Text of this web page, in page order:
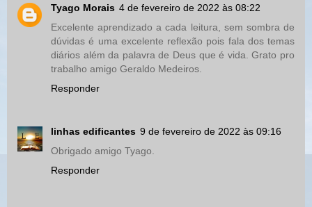
Tyago Morais 4 de fevereiro de 2022 às 08:22
Excelente aprendizado a cada leitura, sem sombra de
dúvidas é uma excelente reflexão pois fala dos temas
diários além da palavra de Deus que é vida. Grato pro
trabalho amigo Geraldo Medeiros.
Responder
linhas edificantes 9 de fevereiro de 2022 às 09:16
Obrigado amigo Tyago.
Responder